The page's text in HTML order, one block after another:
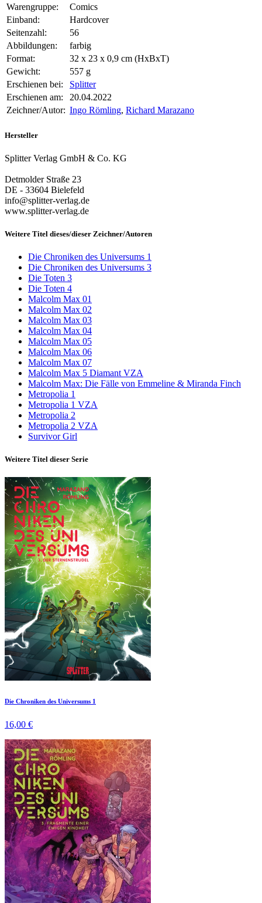
Warengruppe:
Comics
Einband:
Hardcover
Seitenzahl:
56
Abbildungen:
farbig
Format:
32 x 23 x 0,9 cm (HxBxT)
Gewicht:
557 g
Erschienen bei:
Splitter
Erschienen am:
20.04.2022
Zeichner/Autor: Ingo Römling, Richard Marazano
Hersteller
Splitter Verlag GmbH & Co. KG
Detmolder Straße 23
DE - 33604 Bielefeld
info@splitter-verlag.de
www.splitter-verlag.de
Weitere Titel dieses/dieser Zeichner/Autoren
Die Chroniken des Universums 1
Die Chroniken des Universums 3
Die Toten 3
Die Toten 4
Malcolm Max 01
Malcolm Max 02
Malcolm Max 03
Malcolm Max 04
Malcolm Max 05
Malcolm Max 06
Malcolm Max 07
Malcolm Max 5 Diamant VZA
Malcolm Max: Die Fälle von Emmeline & Miranda Finch
Metropolia 1
Metropolia 1 VZA
Metropolia 2
Metropolia 2 VZA
Survivor Girl
Weitere Titel dieser Serie
Die Chroniken des Universums 1
16,00 €